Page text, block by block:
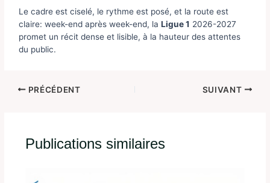
Le cadre est ciselé, le rythme est posé, et la route est
claire: week-end après week-end, laLigue 1 2026-2027
promet un récit dense et lisible, à la hauteur des attentes
du public.
PRÉCÉDENT SUIVANT
Publications similaires